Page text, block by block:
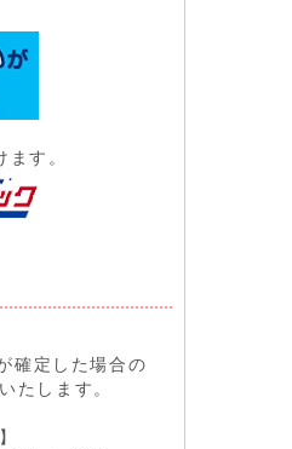
す。
確定した場合の
たします。